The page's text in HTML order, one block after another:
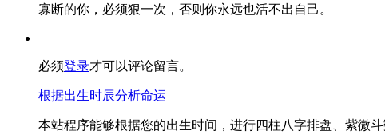
寡断的你，必须狠一次，否则你永远也活不出自己。
必须登录才可以评论留言。
根据出生时辰分析命运
本站程序能够根据您的出生时间，进行四柱八字排盘、紫微